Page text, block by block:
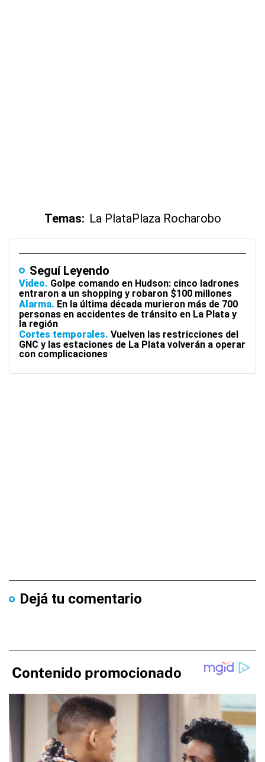
Temas: La PlataPlaza Rocharobo
Seguí Leyendo
Video Golpe comando en Hudson: cinco ladrones
entraron a un shopping y robaron $100 millones
Alarma En la última década murieron más de 700
personas en accidentes de tránsito en La Plata y
la región
Cortes temporales Vuelven las restricciones del
GNC y las estaciones de La Plata volverán a operar
con complicaciones
Dejá tu comentario